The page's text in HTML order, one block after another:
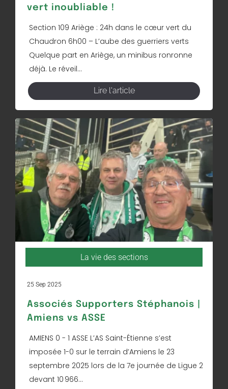
vert inoubliable !
Section 109 Ariège : 24h dans le cœur vert du
Chaudron 6h00 – L’aube des guerriers verts
Quelque part en Ariège, un minibus ronronne
déjà. Le réveil...
Lire l'article
La vie des sections
25 Sep 2025
Associés Supporters Stéphanois |
Amiens vs ASSE
AMIENS 0 - 1 ASSE L’AS Saint-Étienne s’est
imposée 1-0 sur le terrain d’Amiens le 23
septembre 2025 lors de la 7e journée de Ligue 2
devant 10 966...